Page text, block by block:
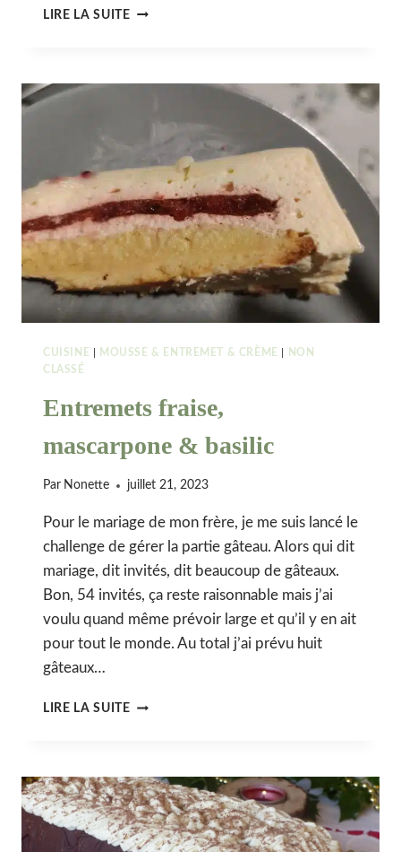
LIRE LA SUITEENTREMETS
BERGAMOTE
CUISINE MOUSSE & ENTREMET & CRÈME
NON
CLASSÉ
Entremets fraise,
mascarpone & basilic
Par Nonette juillet 21, 2023
Pour le mariage de mon frère, je me suis lancé le
challenge de gérer la partie gâteau. Alors qui dit
mariage, dit invités, dit beaucoup de gâteaux.
Bon, 54 invités, ça reste raisonnable mais j’ai
voulu quand même prévoir large et qu’il y en ait
pour tout le monde. Au total j’ai prévu huit
gâteaux…
LIRE LA SUITEENTREMETS
BASILIC